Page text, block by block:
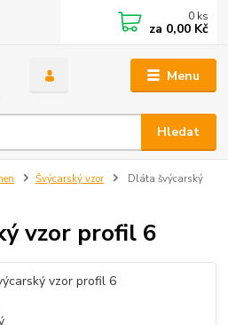
Menu
Hledat
0 ks
za 0,00 Kč
Švýcarský vzor
Dláta švýcarský
vzor profil 6